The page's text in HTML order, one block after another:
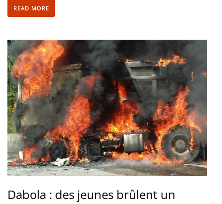
READ MORE
Dabola : des jeunes brûlent un